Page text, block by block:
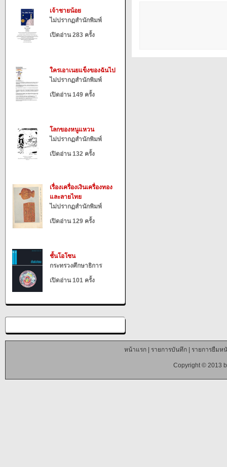
เจ้าชายน้อย
ไม่ปรากฏสำนักพิมพ์
เปิดอ่าน 283 ครั้ง
ใครเอาเนยแข็งของฉันไป
ไม่ปรากฏสำนักพิมพ์
เปิดอ่าน 149 ครั้ง
โลกของหนูแหวน
ไม่ปรากฏสำนักพิมพ์
เปิดอ่าน 132 ครั้ง
เรื่องเครื่องเงินเครื่องทอง
และลายไทย
ไม่ปรากฏสำนักพิมพ์
เปิดอ่าน 129 ครั้ง
ชั้นโอโซน
กระทรวงศึกษาธิการ
เปิดอ่าน 101 ครั้ง
หน้าแรก| รายการบันทึก| รายการยืมห
Copyright © 2013